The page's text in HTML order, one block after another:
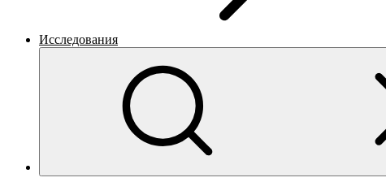
Исследования